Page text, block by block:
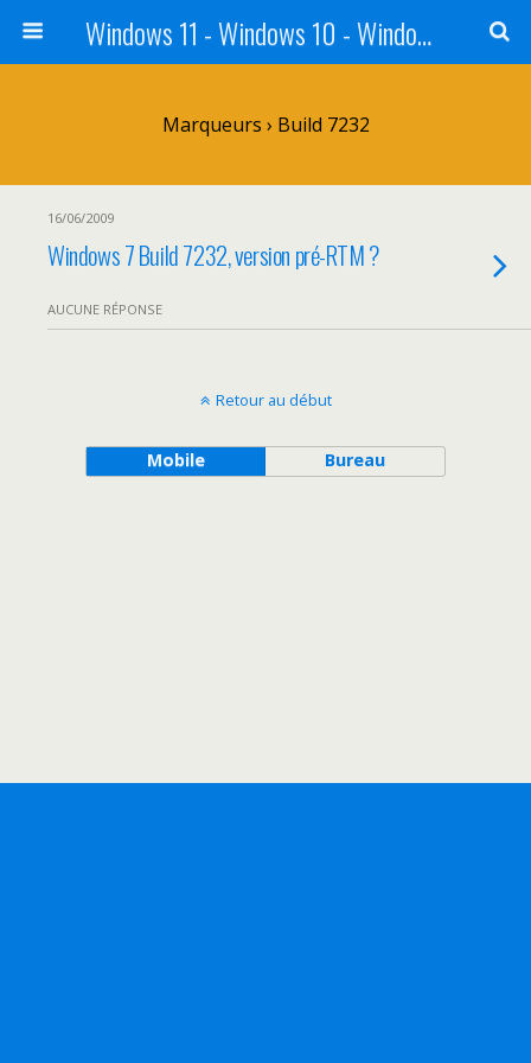
Windows 11 - Windows 10 - Windows 8 - Windows 7 - VISTA
Marqueurs › Build 7232
16/06/2009
Windows 7 Build 7232, version pré-RTM ?
AUCUNE RÉPONSE
Retour au début
Mobile Bureau